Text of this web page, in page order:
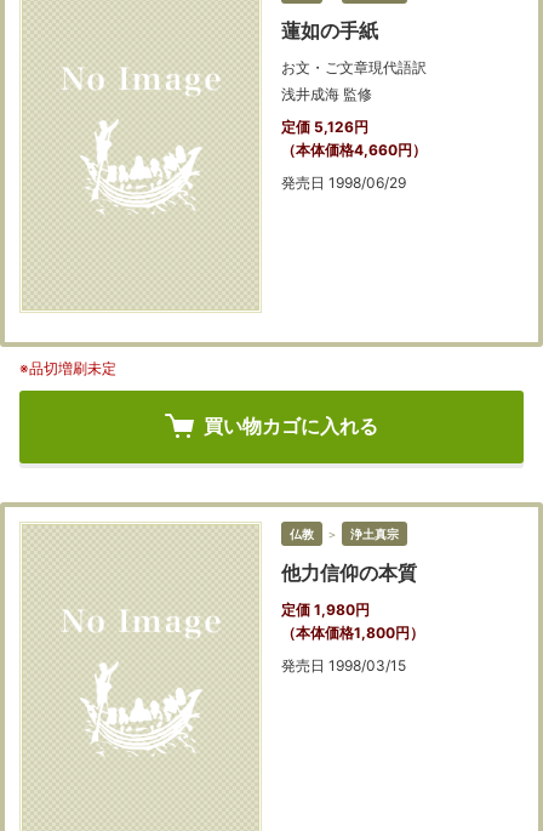
蓮如の手紙
お文・ご文章現代語訳
浅井成海 監修
定価 5,126円
（本体価格4,660円）
発売日 1998/06/29
※品切増刷未定
買い物カゴに入れる
仏教 ＞ 浄土真宗
他力信仰の本質
定価 1,980円
（本体価格1,800円）
発売日 1998/03/15